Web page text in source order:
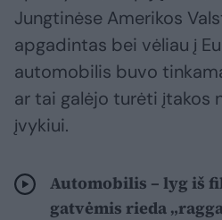
Jungtinėse Amerikos
apgadintas bei vėliau į
automobilis buvo
ar tai galėjo turėti įtakos
įvykiui.
Automobilis – lyg iš
gatvėmis rieda